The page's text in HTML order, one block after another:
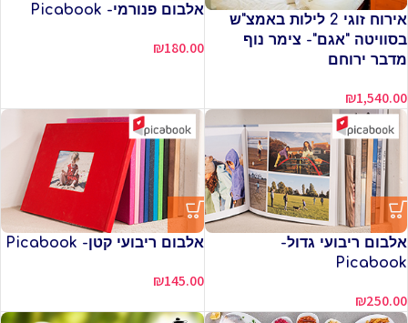
אירוח זוגי 2 לילות באמצ"ש
בסוויטה "אגם"- צימר נוף
מדבר ירוחם
₪1,540.00
אלבום פנורמי- Picabook
₪180.00
אלבום ריבועי גדול-
Picabook
₪250.00
אלבום ריבועי קטן- Picabook
₪145.00